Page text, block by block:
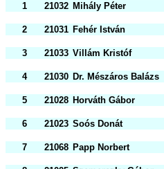
1 21032 Mihály Péter
2
21031 Fehér István
3
21033 Villám Kristóf
4
21030 Dr. Mészáros Balázs
5
21028 Horváth Gábor
6
21023 Soós Donát
7
21068 Papp Norbert